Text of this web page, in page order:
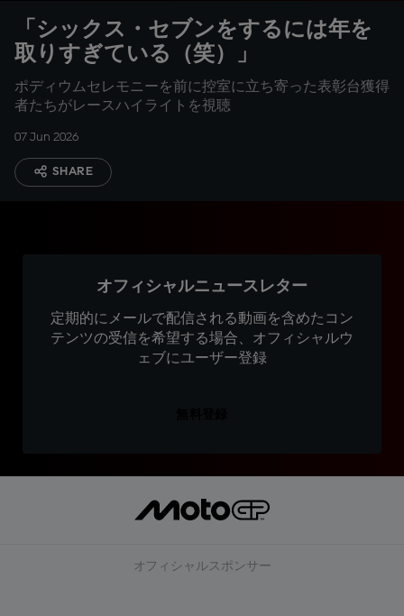
「シックス・セブンをするには年を
取りすぎている（笑）」
ポディウムセレモニーを前に控室に立ち寄った表彰台獲得
者たちがレースハイライトを視聴
07 Jun 2026
SHARE
オフィシャルニュースレター
定期的にメールで配信される動画を含めたコン
テンツの受信を希望する場合、オフィシャルウ
ェブにユーザー登録
オフィシャルスポンサー